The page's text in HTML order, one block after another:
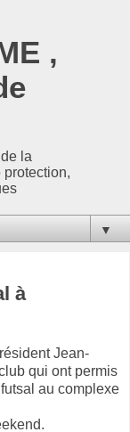
,
la
▼
à
Jean-
qui ont permis
au complexe